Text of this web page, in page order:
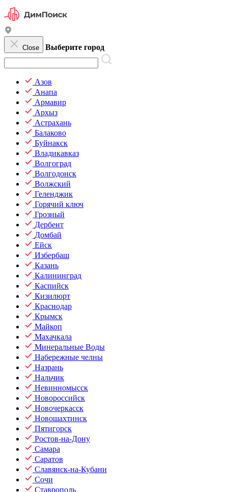
Close Выберите город
Азов
Анапа
Армавир
Архыз
Астрахань
Балаково
Буйнакск
Владикавказ
Волгоград
Волгодонск
Волжский
Геленджик
Горячий ключ
Грозный
Дербент
Домбай
Ейск
Избербаш
Казань
Калининград
Каспийск
Кизилюрт
Краснодар
Крымск
Майкоп
Махачкала
Минеральные Воды
Набережные челны
Назрань
Нальчик
Невинномысск
Новороссийск
Новочеркасск
Новошахтинск
Пятигорск
Ростов-на-Дону
Самара
Саратов
Славянск-на-Кубани
Сочи
Ставрополь